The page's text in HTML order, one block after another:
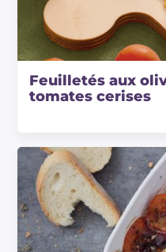
Feuilletés aux
tomates cerises